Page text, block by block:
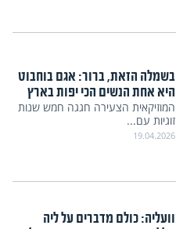
בשמלה הזאת, ברור: אגם בוחבוט
היא אחת הנשים הכי יפות בארץ
המוזיקאית הצעירה חגגה חמש שנות
זוגיות עם...
19.04.2026
וועליה: כולם מדברים על ליה